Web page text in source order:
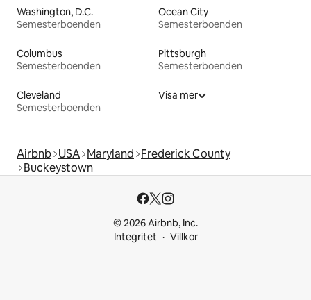
Washington, D.C.
Semesterboenden
Ocean City
Semesterboenden
Columbus
Semesterboenden
Pittsburgh
Semesterboenden
Cleveland
Semesterboenden
Visa mer
Airbnb USA Maryland Frederick County
Buckeystown
© 2026 Airbnb, Inc.
Integritet
Villkor